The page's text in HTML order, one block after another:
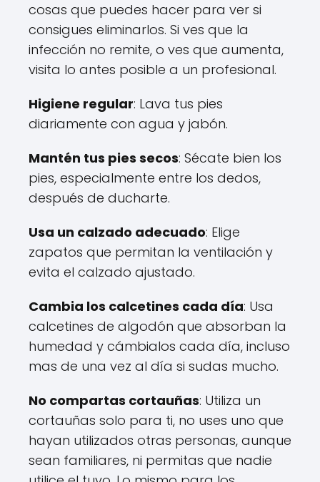
cosas que puedes hacer para ver si
consigues eliminarlos. Si ves que la
infección no remite, o ves que aumenta,
visita lo antes posible a un profesional.
Higiene regular: Lava tus pies
diariamente con agua y jabón.
Mantén tus pies secos: Sécate bien los
pies, especialmente entre los dedos,
después de ducharte.
Usa un calzado adecuado: Elige
zapatos que permitan la ventilación y
evita el calzado ajustado.
Cambia los calcetines cada día: Usa
calcetines de algodón que absorban la
humedad y cámbialos cada día, incluso
mas de una vez al día si sudas mucho.
No compartas cortauñas: Utiliza un
cortauñas solo para ti, no uses uno que
hayan utilizados otras personas, aunque
sean familiares, ni permitas que nadie